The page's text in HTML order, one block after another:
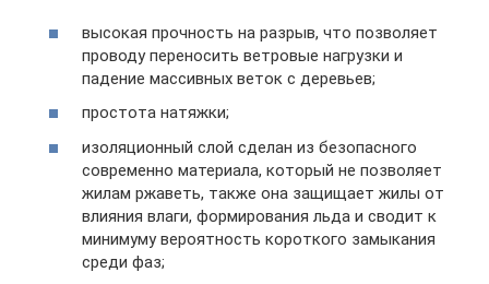
высокая прочность на разрыв, что позволяет
проводу переносить ветровые нагрузки и
падение массивных веток с деревьев;
простота натяжки;
изоляционный слой сделан из безопасного
современно материала, который не позволяет
жилам ржаветь, также она защищает жилы от
влияния влаги, формирования льда и сводит к
минимуму вероятность короткого замыкания
среди фаз;